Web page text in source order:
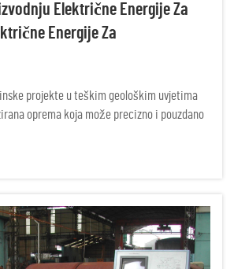
Električne Energije Za
Energije Za
projekte u teškim geološkim uvjetima
oprema koja može precizno i pouzdano
Stroj za skidanje cijevi predstavlja